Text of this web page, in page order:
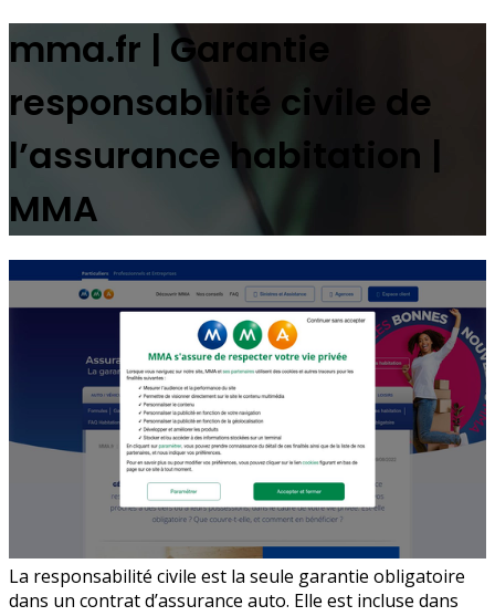
mma.fr | Garantie
responsabilité civile de
l’assurance habitation |
MMA
La responsabilité civile est la seule garantie obligatoire
dans un contrat d’assurance auto. Elle est incluse dans